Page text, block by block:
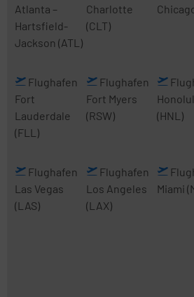
Atlanta –
Hartsfield-
Jackson (ATL)
Charlotte
(CLT)
Flughafen
Fort
Lauderdale
(FLL)
Flughafen
Fort Myers
(RSW)
(HNL)
Flughafen
Las Vegas
(LAS)
Flughafen
Los Angeles
(LAX)
Miami